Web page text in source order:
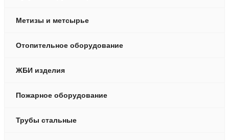
Метизы и метсырье
Отопительное оборудование
ЖБИ изделия
Пожарное оборудование
Трубы стальные